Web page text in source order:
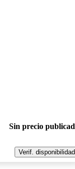
Sin precio
Verif. disponibilidad